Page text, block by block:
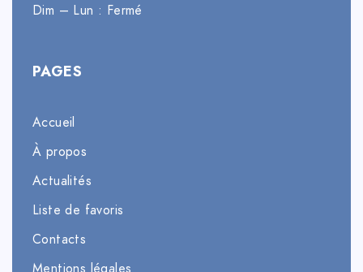
Dim – Lun : Fermé
PAGES
Accueil
À propos
Actualités
Liste de favoris
Contacts